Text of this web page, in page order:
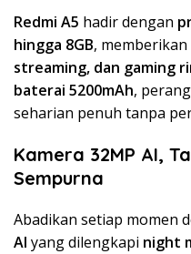
Redmi A5 hadir dengan
hingga 8GB,
streaming, dan gaming
baterai 5200mAh,
seharian penuh tanpa
Kamera 32MP AI,
Sempurna
Abadikan setiap momen
AI yang dilengkapi night